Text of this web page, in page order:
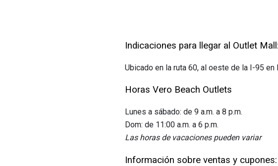
Indicaciones para llegar al Outlet Mall:
Ubicado en la ruta 60, al oeste de la I-95 en
Horas Vero Beach Outlets
Lunes a sábado: de 9 a.m. a 8 p.m.
Dom: de 11:00 a.m. a 6 p.m.
Las horas de vacaciones pueden variar
Información sobre ventas y cupones: